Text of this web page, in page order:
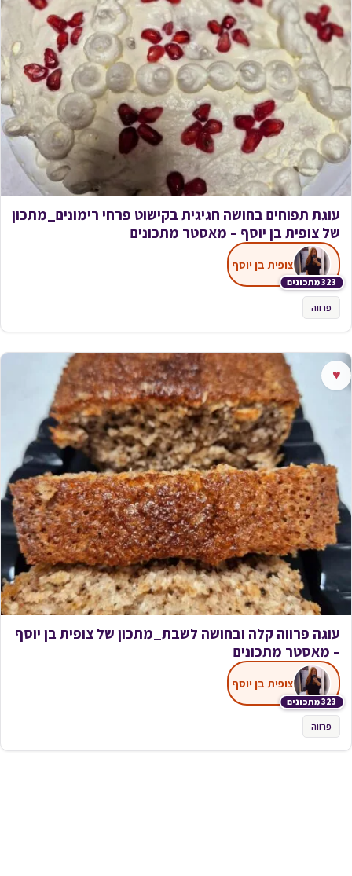
עוגת תפוחים בחושה חגיגית בקישוט פרחי רימונים_מתכון
של צופית בן יוסף – מאסטר מתכונים
323 מתכונים
צופית בן יוסף
פרווה
♥
עוגה פרווה קלה ובחושה לשבת_מתכון של צופית בן יוסף
– מאסטר מתכונים
323 מתכונים
צופית בן יוסף
פרווה